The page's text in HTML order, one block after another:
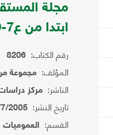
مجلة
ابتدا من ع7-1979 حتي ع 410 -20013
رقم الكتاب: 8206
المؤلف: مجموعة
الناشر: مركز دراسات
تاريخ النشر: 2005 0:00
القسم: العموميات